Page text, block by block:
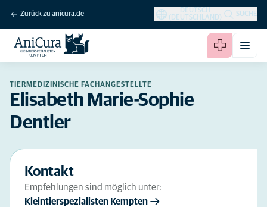
Zurück zu anicura.de
DEUTSCH
(DEUTSCHLAND)
SUCHE
TIERMEDIZINISCHE FACHANGESTELLTE
Elisabeth Marie-Sophie
Dentler
Kontakt
Empfehlungen sind möglich unter:
Kleintierspezialisten Kempten